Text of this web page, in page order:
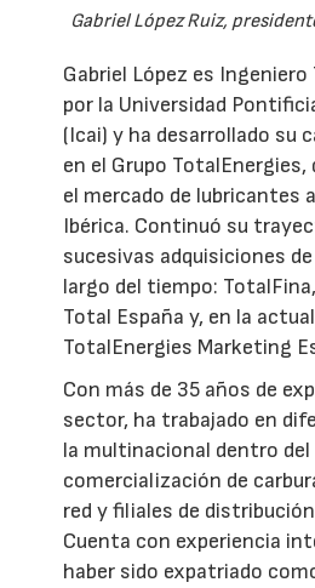
Gabriel López Ruiz,
Gabriel López es
por la Universidad
(Icai) y ha desarrollado su
en el Grupo TotalEnergies,
el mercado de lubricantes
Ibérica. Continuó su
sucesivas adquisiciones
largo del tiempo:
Total España y, en la
TotalEnergies Marketing
Con más de 35 años de
sector, ha trabajado en
la multinacional dentro del
comercialización de
red y filiales de
Cuenta con experiencia
haber sido expatriado